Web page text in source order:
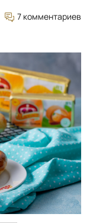
7 комментариев